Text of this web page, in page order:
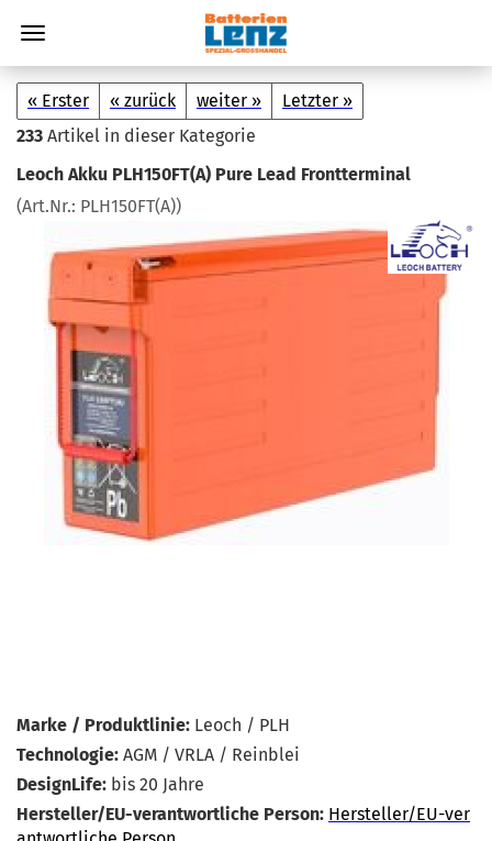
« Erster « zurück weiter »
Letzter »
233 Artikel in dieser Kategorie
Leoch Akku PLH150FT(A) Pure Lead Front­ter­mi­nal
(Art.Nr.: PLH150FT(A))
Marke / Produktlinie: Leoch / PLH
Technologie: AGM / VRLA / Reinblei
DesignLife: bis 20 Jahre
Hersteller/EU-verantwortliche Person: Hersteller/EU-ver